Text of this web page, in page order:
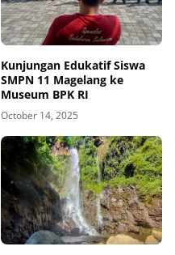
Kunjungan Edukatif Siswa
SMPN 11 Magelang ke
Museum BPK RI
October 14, 2025